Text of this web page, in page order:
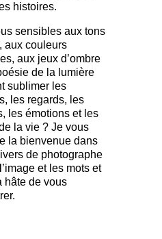
histoires.
sensibles aux tons
aux couleurs
aux jeux d’ombre
de la lumière
sublimer les
les regards, les
les émotions et les
la vie ? Je vous
la bienvenue dans
de photographe
et les mots et
hâte de vous